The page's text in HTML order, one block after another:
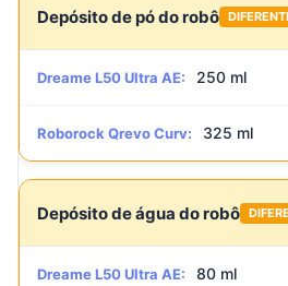
Depósito de pó do robô
Dreame L50 Ultra AE: 250 ml
Roborock Qrevo Curv: 325 ml
Depósito de água do robô
Dreame L50 Ultra AE: 80 ml